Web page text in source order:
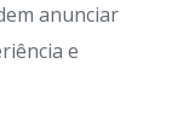
anunciar
e